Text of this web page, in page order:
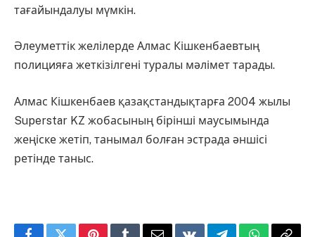
тағайындалуы мүмкін.
Әлеуметтік желілерде Алмас Кішкенбаевтың
полицияға жеткізілгені туралы мәлімет тарады.
Алмас Кішкенбаев қазақстандықтарға 2004 жылы
Superstar KZ жобасының бірінші маусымында
жеңіске жетіп, танымал болған эстрада әншісі
ретінде таныс.